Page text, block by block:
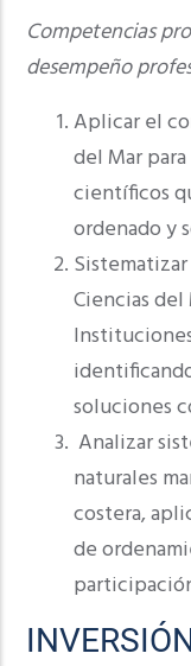
Competencias
desempeño
Aplicar el
del Mar
científicos
ordenado y
Ciencias del
soluciones
Analizar
naturales
costera,
de